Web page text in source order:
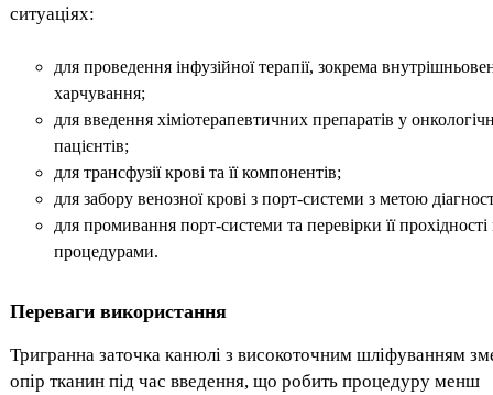
ситуаціях:
для проведення інфузійної терапії, зокрема
харчування;
для введення хіміотерапевтичних препаратів у
пацієнтів;
для трансфузії крові та її компонентів;
для забору венозної крові з порт-системи з метою
для промивання порт-системи та перевірки її
процедурами.
Переваги використання
Тригранна заточка канюлі з високоточним шліфуванням
опір тканин під час введення, що робить процедуру менш